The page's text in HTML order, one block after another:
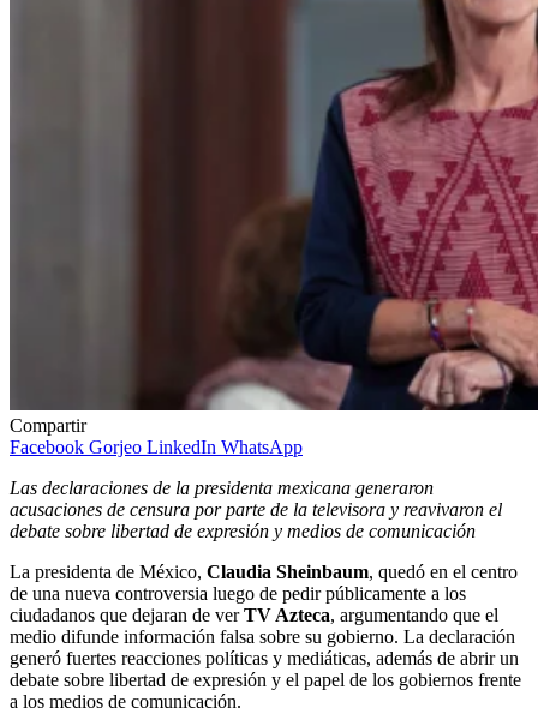
Compartir
Facebook Gorjeo LinkedIn WhatsApp
Las declaraciones de la presidenta mexicana generaron
acusaciones de censura por parte de la televisora y reavivaron el
debate sobre libertad de expresión y medios de comunicación
La presidenta de México, Claudia Sheinbaum, quedó en el centro
de una nueva controversia luego de pedir públicamente a los
ciudadanos que dejaran de verTV Azteca, argumentando que el
medio difunde información falsa sobre su gobierno. La declaración
generó fuertes reacciones políticas y mediáticas, además de abrir un
debate sobre libertad de expresión y el papel de los gobiernos frente
a los medios de comunicación.